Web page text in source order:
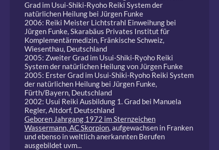
Grad im Usui-Shiki-Ryoho Reiki System der
natürlichen Heilung bei Jürgen Funke
2006: Reiki Meister Lichtstrahl Einweihung bei
Jürgen Funke, Skarabäus Privates Institut für
Komplementärmedizin, Fränkische Schweiz,
Wiesenthau, Deutschland
2005: Zweiter Grad im Usui-Shiki-Ryoho Reiki
System der natürlichen Heilung von Jürgen Funke
2005: Erster Grad im Usui-Shiki-Ryoho Reiki System
der natürlichen Heilung bei Jürgen Funke,
Fürth/Bayern, Deutschland
2002: Usui Reiki Ausbildung 1. Grad bei Manuela
Regler, Altdorf, Deutschland
Geboren Jahrgang 1972 im Sternzeichen
Wassermann, AC Skorpion, aufgewachsen in Franken
und ebenso in weltlich anerkannten Berufen
ausgebildet uvm...